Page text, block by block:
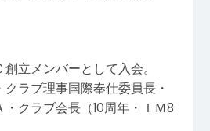
立メンバーとして入会。
ラブ理事国際奉仕委員長・
クラブ会長（10周年・ＩＭ8